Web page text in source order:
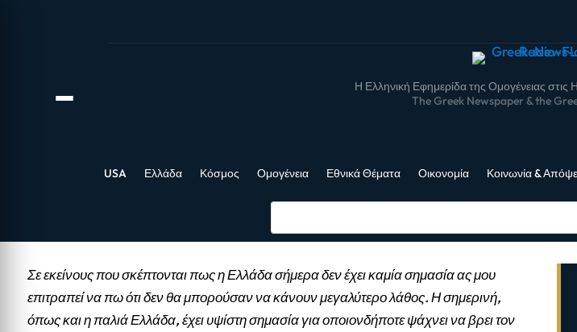
Η Ελληνική Εφημερίδα της Ομογένειας στις
The Greek Newspaper & the
USA Ελλάδα Κόσμος Ομογένεια Εθνικά Θέματα Οικονομία Κοινωνία &
Σε εκείνους που σκέπτονται πως η Ελλάδα σήμερα δεν έχει καμία σημασία ας μου
επιτραπεί να πω ότι δεν θα μπορούσαν να κάνουν μεγαλύτερο λάθος. Η σημερινή,
όπως και η παλιά Ελλάδα, έχει υψίστη σημασία για οποιονδήποτε ψάχνει να βρει τον